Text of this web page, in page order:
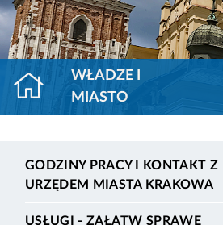
WŁADZE I
MIASTO
GODZINY PRACY I KONTAKT Z
URZĘDEM MIASTA KRAKOWA
USŁUGI - ZAŁATW SPRAWĘ